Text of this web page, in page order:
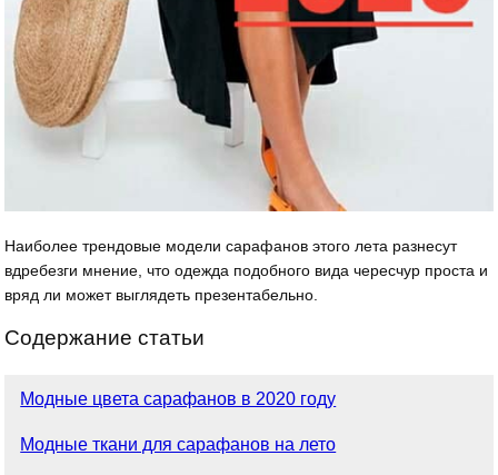
Наиболее трендовые модели сарафанов этого лета разнесут
вдребезги мнение, что одежда подобного вида чересчур проста и
вряд ли может выглядеть презентабельно.
Содержание статьи
Модные цвета сарафанов в 2020 году
Модные ткани для сарафанов на лето